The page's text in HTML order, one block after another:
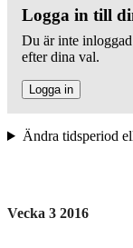
Logga in till
Du är inte
efter dina val.
Logga in
Ändra tidsperiod
Vecka 3 2016